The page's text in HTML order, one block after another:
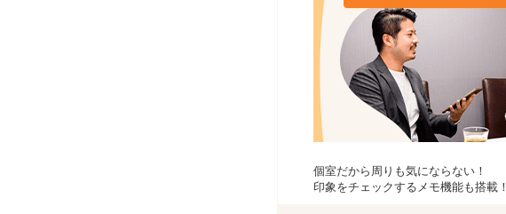
個室だから周りも気にならない！
印象をチェックするメモ機能も搭載！